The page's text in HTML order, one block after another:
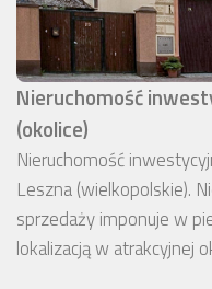
Nieruchomość
(okolice)
Nieruchomość
Leszna (wielkopolskie).
sprzedaży imponuje w
lokalizacją w atrakcyjnej